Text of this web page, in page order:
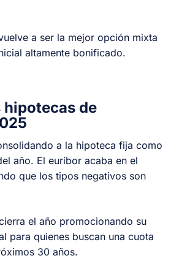
a ser la mejor opción mixta
altamente bonificado.
hipotecas de
a la hipoteca fija como
año. El euríbor acaba en el
que los tipos negativos son
el año promocionando su
para quienes buscan una cuota
30 años.